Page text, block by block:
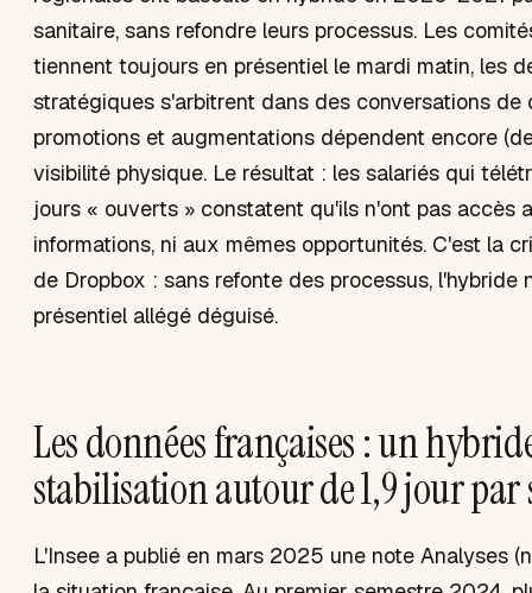
sanitaire, sans refondre leurs processus. Les
tiennent toujours en présentiel le mardi matin, les
stratégiques s'arbitrent dans des conversations de
promotions et augmentations dépendent encore
visibilité physique. Le résultat : les salariés qui
jours « ouverts » constatent qu'ils n'ont pas accès
informations, ni aux mêmes opportunités. C'est la
de Dropbox : sans refonte des processus, l'hybride
présentiel allégé déguisé.
Les données françaises : un
stabilisation autour de 1,9 jour par
L'Insee a publié en mars 2025 une note Analyses